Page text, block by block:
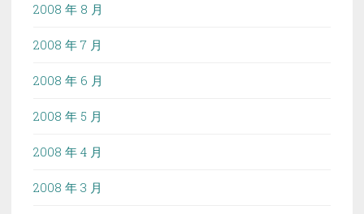
2008 年 8 月
2008 年 7 月
2008 年 6 月
2008 年 5 月
2008 年 4 月
2008 年 3 月